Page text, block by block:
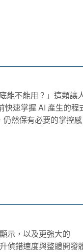
能不能用？」這類讓
快速掌握 AI 產生的程
然保有必要的掌控感
示，以及更強大的
偵錯速度與整體開發